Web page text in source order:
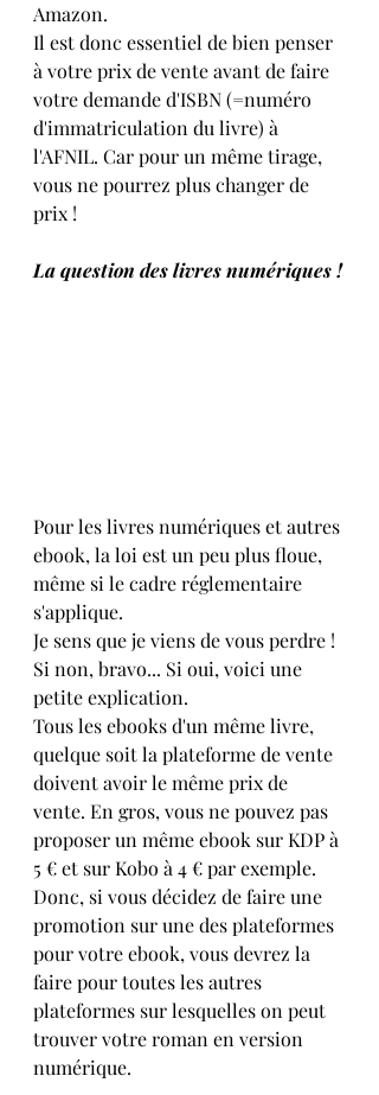
Amazon.
Il est donc essentiel de bien penser
à votre prix de vente avant de faire
votre demande d'ISBN (=numéro
d'immatriculation du livre) à
l'AFNIL. Car pour un même tirage,
vous ne pourrez plus changer de
prix !
La question des livres numériques !
Pour les livres numériques et autres
ebook, la loi est un peu plus floue,
même si le cadre réglementaire
s'applique.
Je sens que je viens de vous perdre !
Si non, bravo... Si oui, voici une
petite explication.
Tous les ebooks d'un même livre,
quelque soit la plateforme de vente
doivent avoir le même prix de
vente. En gros, vous ne pouvez pas
proposer un même ebook sur KDP à
5 € et sur Kobo à 4 € par exemple.
Donc, si vous décidez de faire une
promotion sur une des plateformes
pour votre ebook, vous devrez la
faire pour toutes les autres
plateformes sur lesquelles on peut
trouver votre roman en version
numérique.